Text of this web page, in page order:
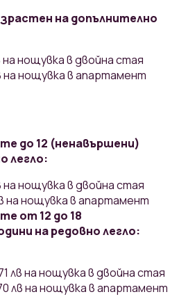
на допълнително
на нощувка в двойна стая
на нощувка в апартамент
до 12 (ненавършени)
легло:
на нощувка в двойна стая
на нощувка в апартамент
от 12 до 18
на редовно легло:
лв на нощувка в двойна стая
лв на нощувка в апартамент